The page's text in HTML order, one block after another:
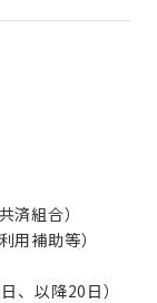
済組合）
用補助等）
、以降20日）